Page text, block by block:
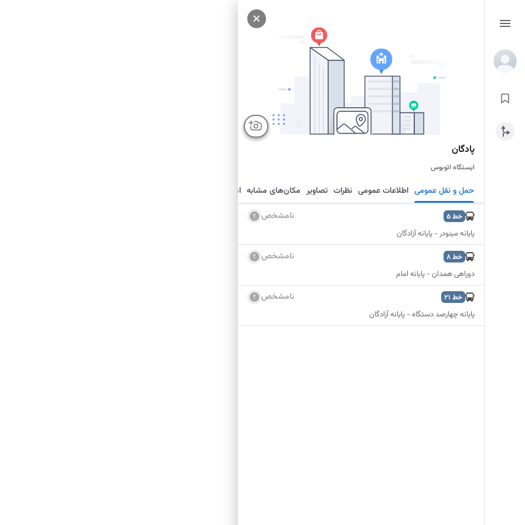
پادگان
ایستگاه اتوبوس
حمل و نقل عمومی اطلاعات عمومی نظرات تصاویر مکان‌های مشابه امکانات نزدیک
خط5 نامشخص
پایانه مینودر - پایانه آزادگان
خط8 نامشخص
دوراهی همدان - پایانه امام
خط 21 نامشخص
پایانه چهارصد دستگاه - پایانه آزادگان